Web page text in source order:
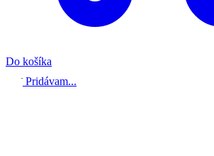
Do košíka
Pridávam...